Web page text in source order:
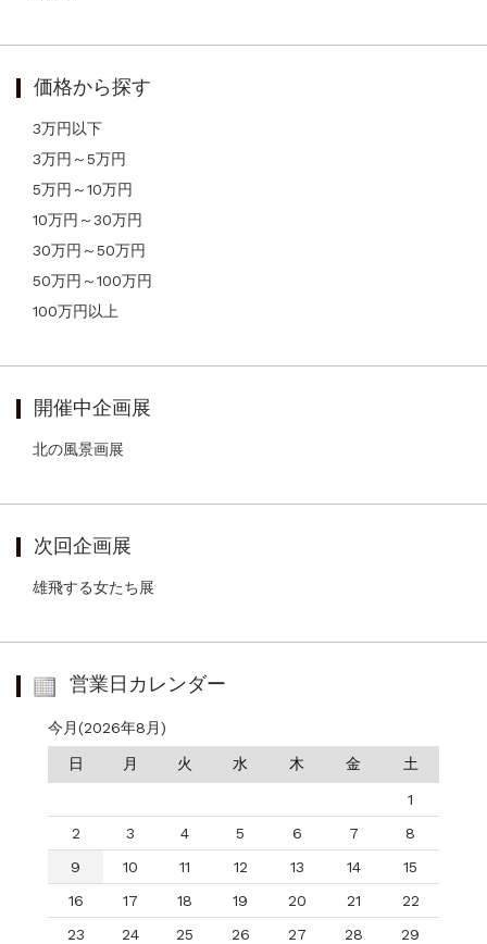
価格から探す
3万円以下
3万円～5万円
5万円～10万円
10万円～30万円
30万円～50万円
50万円～100万円
100万円以上
開催中企画展
北の風景画展
次回企画展
雄飛する女たち展
営業日カレンダー
今月(2026年8月)
日 月 火 水 木 金 土
1
2
3 4 5 6 7
8
9
10 11 12 13 14
15
16
17 18 19 20 21
22
23
24 25 26 27 28
29